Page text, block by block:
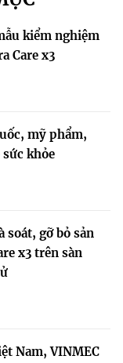
kiểm nghiệm
Care x3
mỹ phẩm,
khỏe
soát, gỡ bỏ sản
x3 trên sàn
Nam, VINMEC